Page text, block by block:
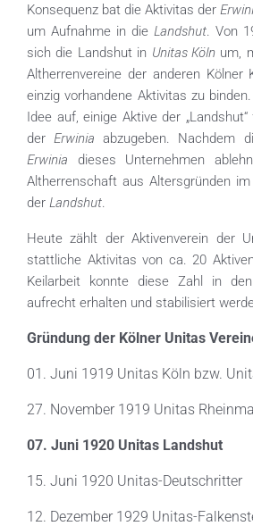
Konsequenz bat die Aktivitas der
um Aufnahme in die Landshut. Von
sich die Landshut in Unitas Köln um,
Altherrenvereine der anderen Kölner
einzig vorhandene Aktivitas zu
Idee auf, einige Aktive der
derErwinia abzugeben. Nachdem
Erwinia dieses Unternehmen
Altherrenschaft aus Altersgründen
der Landshut.
Heute zählt der Aktivenverein der
stattliche Aktivitas von ca. 20
Keilarbeit konnte diese Zahl in
aufrecht erhalten und stabilisiert
Gründung der Kölner Unitas
01. Juni 1919 Unitas Köln bzw.
27. November 1919 Unitas
07. Juni 1920 Unitas Landshut
15. Juni 1920 Unitas-Deutschritter
12. Dezember 1929 Unitas-